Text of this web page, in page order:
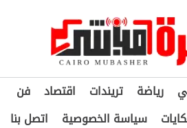
رياضة تريندات اقتصاد
فن
سياسة الخصوصية اتصل بنا